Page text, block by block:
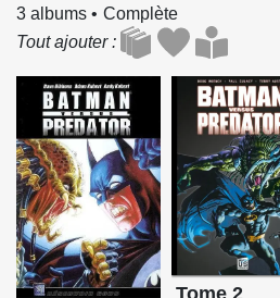
3 albums
Complète
Tout ajouter